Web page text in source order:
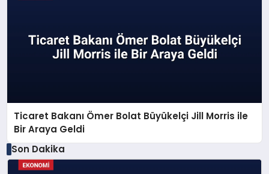
Ticaret Bakanı Ömer Bolat Büyükelçi Jill Morris ile
Bir Araya Geldi
Son Dakika